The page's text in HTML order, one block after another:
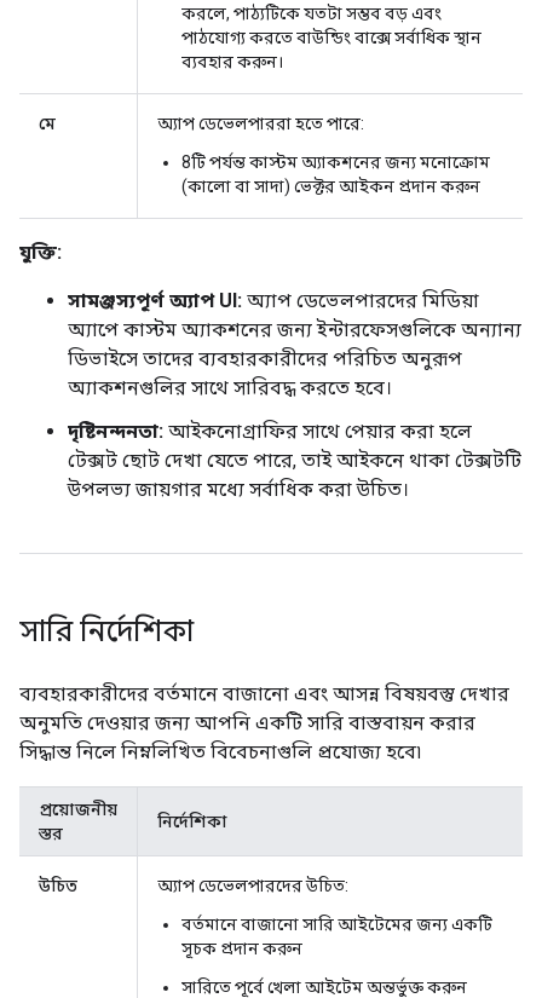
করলে, পাঠ্যটিকে যতটা সম্ভব বড় এবং
পাঠযোগ্য করতে বাউন্ডিং বাক্সে সর্বাধিক স্থান
ব্যবহার করুন।
মে
অ্যাপ ডেভেলপাররা হতে পারে:
8টি পর্যন্ত কাস্টম অ্যাকশনের জন্য মনোক্রোম
(কালো বা সাদা) ভেক্টর আইকন প্রদান করুন
যুক্তি:
সামঞ্জস্যপূর্ণ অ্যাপ UI: অ্যাপ ডেভেলপারদের মিডিয়া
অ্যাপে কাস্টম অ্যাকশনের জন্য ইন্টারফেসগুলিকে অন্যান্য
ডিভাইসে তাদের ব্যবহারকারীদের পরিচিত অনুরূপ
অ্যাকশনগুলির সাথে সারিবদ্ধ করতে হবে।
দৃষ্টিনন্দনতা: আইকনোগ্রাফির সাথে পেয়ার করা হলে
টেক্সট ছোট দেখা যেতে পারে, তাই আইকনে থাকা টেক্সটটি
উপলভ্য জায়গার মধ্যে সর্বাধিক করা উচিত।
সারি নির্দেশিকা
ব্যবহারকারীদের বর্তমানে বাজানো এবং আসন্ন বিষয়বস্তু দেখার
অনুমতি দেওয়ার জন্য আপনি একটি সারি বাস্তবায়ন করার
সিদ্ধান্ত নিলে নিম্নলিখিত বিবেচনাগুলি প্রযোজ্য হবে৷
প্রয়োজনীয়
স্তর
নির্দেশিকা
উচিত
অ্যাপ ডেভেলপারদের উচিত:
বর্তমানে বাজানো সারি আইটেমের জন্য একটি
সূচক প্রদান করুন
সারিতে পূর্বে খেলা আইটেম অন্তর্ভুক্ত করুন